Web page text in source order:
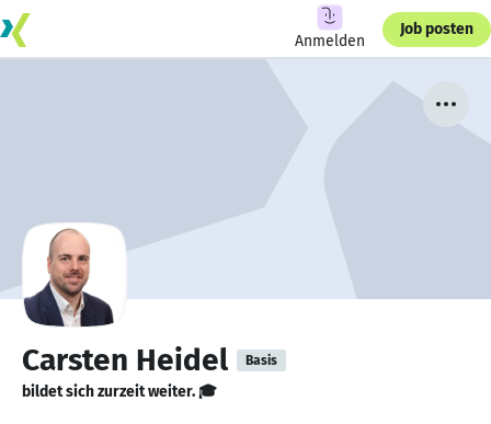
Anmelden
Job posten
Carsten Heidel Basis
bildet sich zurzeit weiter. 🎓